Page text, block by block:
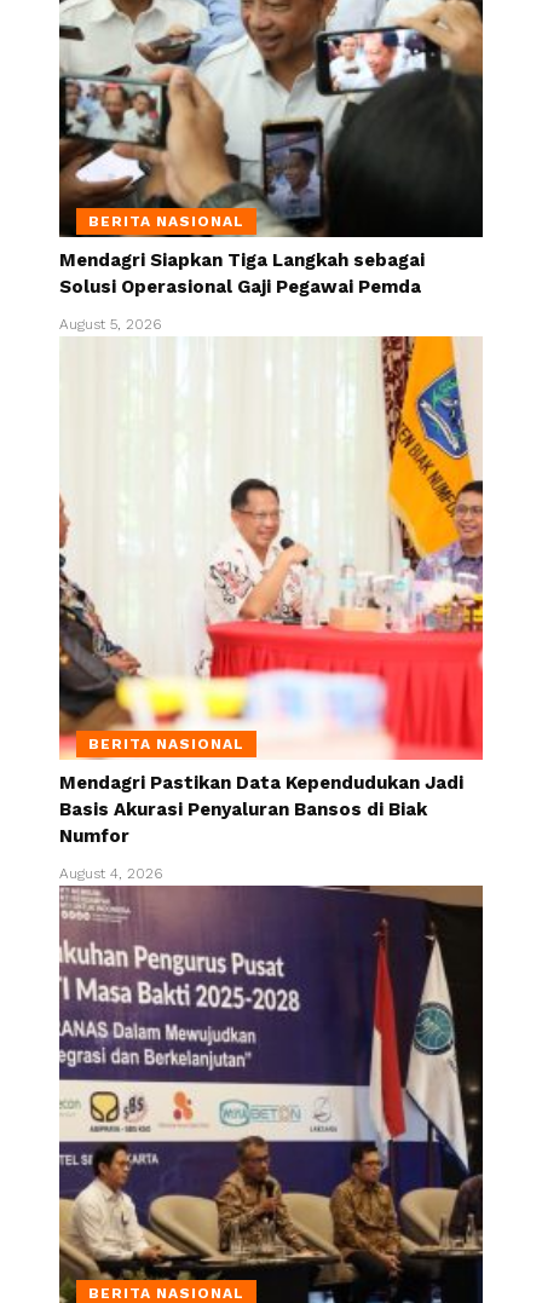
BERITA NASIONAL
Mendagri Siapkan Tiga Langkah sebagai
Solusi Operasional Gaji Pegawai Pemda
August 5, 2026
BERITA NASIONAL
Mendagri Pastikan Data Kependudukan Jadi
Basis Akurasi Penyaluran Bansos di Biak
Numfor
August 4, 2026
BERITA NASIONAL